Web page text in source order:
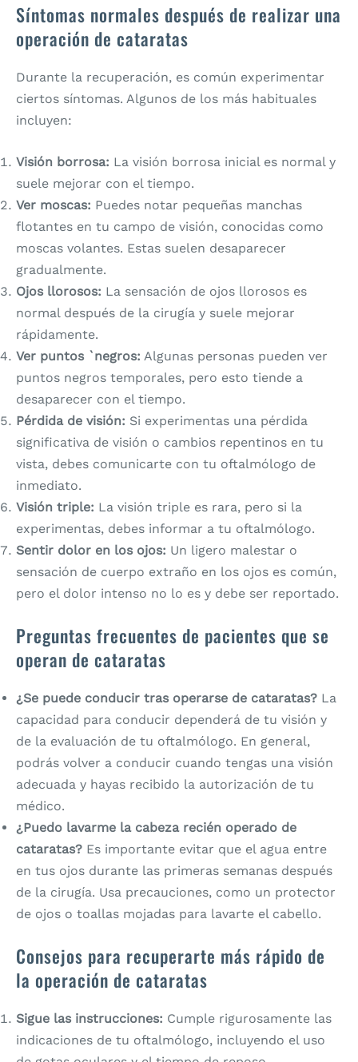
Síntomas normales después de realizar una
operación de cataratas
Durante la recuperación, es común experimentar
ciertos síntomas. Algunos de los más habituales
incluyen:
Visión borrosa: La visión borrosa inicial es normal y
suele mejorar con el tiempo.
Ver moscas: Puedes notar pequeñas manchas
flotantes en tu campo de visión, conocidas como
moscas volantes. Estas suelen desaparecer
gradualmente.
Ojos llorosos: La sensación de ojos llorosos es
normal después de la cirugía y suele mejorar
rápidamente.
Ver puntos `negros: Algunas personas pueden ver
puntos negros temporales, pero esto tiende a
desaparecer con el tiempo.
Pérdida de visión: Si experimentas una pérdida
significativa de visión o cambios repentinos en tu
vista, debes comunicarte con tu oftalmólogo de
inmediato.
Visión triple: La visión triple es rara, pero si la
experimentas, debes informar a tu oftalmólogo.
Sentir dolor en los ojos: Un ligero malestar o
sensación de cuerpo extraño en los ojos es común,
pero el dolor intenso no lo es y debe ser reportado.
Preguntas frecuentes de pacientes que se
operan de cataratas
¿Se puede conducir tras operarse de cataratas? La
capacidad para conducir dependerá de tu visión y
de la evaluación de tu oftalmólogo. En general,
podrás volver a conducir cuando tengas una visión
adecuada y hayas recibido la autorización de tu
médico.
¿Puedo lavarme la cabeza recién operado de
cataratas? Es importante evitar que el agua entre
en tus ojos durante las primeras semanas después
de la cirugía. Usa precauciones, como un protector
de ojos o toallas mojadas para lavarte el cabello.
Consejos para recuperarte más rápido de
la operación de cataratas
Sigue las instrucciones: Cumple rigurosamente las
indicaciones de tu oftalmólogo, incluyendo el uso